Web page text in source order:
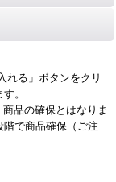
る」ボタンをクリ
。
品の確保とはなりま
で商品確保（ご注